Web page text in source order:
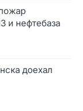
и нефтебаза
доехал